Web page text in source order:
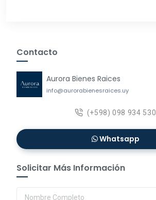
Contacto
Aurora Bienes Raices
info@aurorabienesraices.uy
(+598) 098 934 530
Whatsapp
Solicitar Más Información